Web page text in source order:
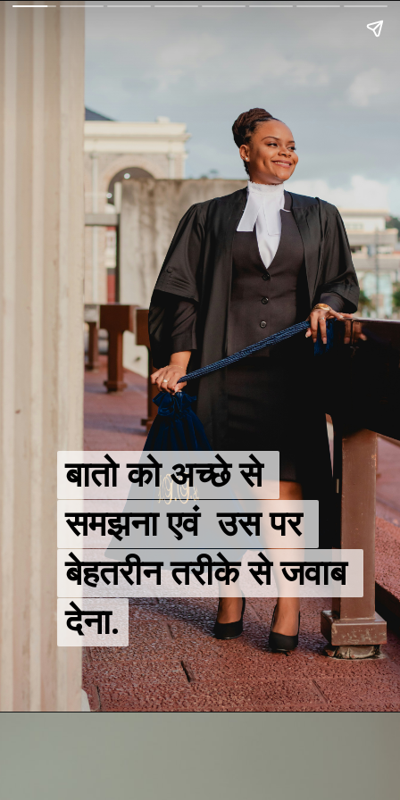
बातो को अच्छे से
समझना एवं  उस पर
बेहतरीन तरीके से जवाब
देना.
बातो को अच्छे से
समझना एवं  उस पर
बेहतरीन तरीके से जवाब
देना.